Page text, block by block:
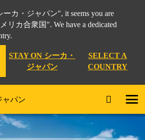
ーカ・ジャパン", it seems you are
リカ合衆国". We have a dedicated
STAY ON シーカ・
ジャパン
SELECT A
COUNTRY
ャパン